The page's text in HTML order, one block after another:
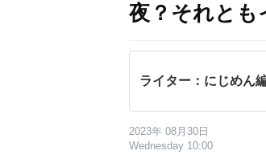
夜？それとも
ライター：にじめん
2023年 08月30日
Wednesday 10:00